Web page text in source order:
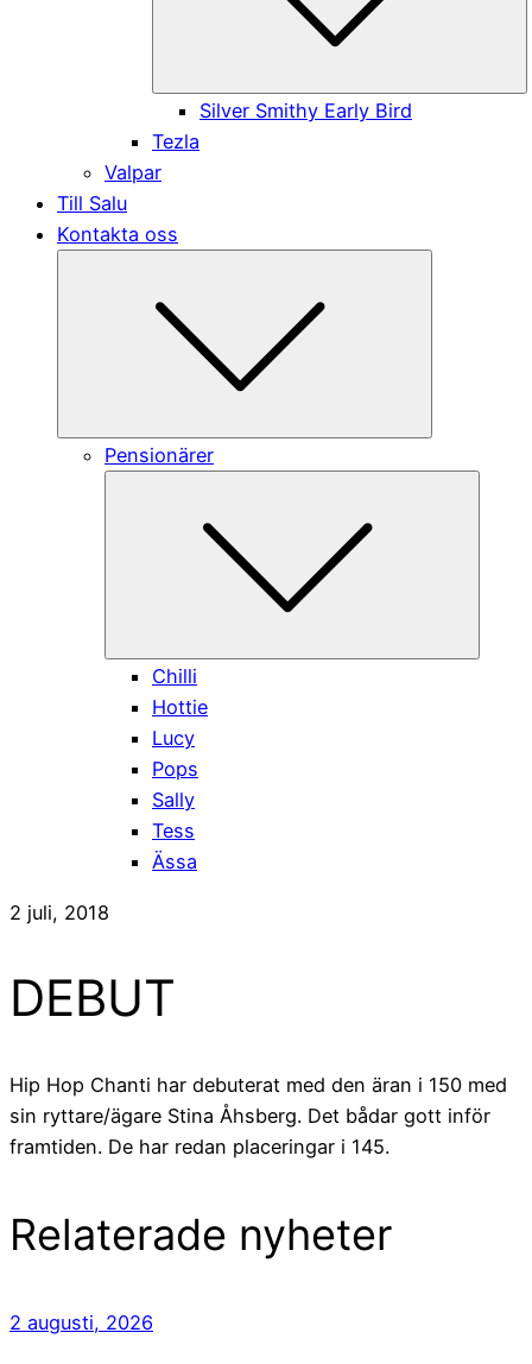
Silver Smithy Early Bird
Tezla
Valpar
Till Salu
Kontakta oss
Pensionärer
Chilli
Hottie
Lucy
Pops
Sally
Tess
Ässa
2 juli, 2018
DEBUT
Hip Hop Chanti har debuterat med den äran i 150 med
sin ryttare/ägare Stina Åhsberg. Det bådar gott inför
framtiden. De har redan placeringar i 145.
Relaterade nyheter
2 augusti, 2026